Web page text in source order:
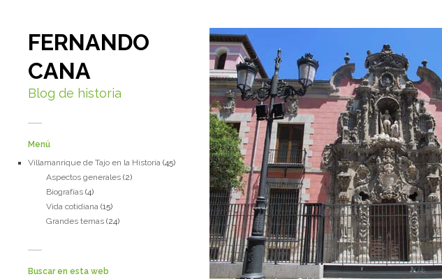
FERNANDO
CANA
Blog de historia
Menú
Villamanrique de Tajo en la Historia (45)
Aspectos generales (2)
Biografías (4)
Vida cotidiana (15)
Grandes temas (24)
Buscar en esta web